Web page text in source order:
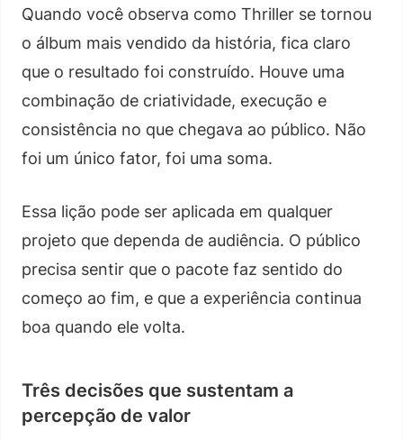
Quando você observa como Thriller se tornou
o álbum mais vendido da história, fica claro
que o resultado foi construído. Houve uma
combinação de criatividade, execução e
consistência no que chegava ao público. Não
foi um único fator, foi uma soma.
Essa lição pode ser aplicada em qualquer
projeto que dependa de audiência. O público
precisa sentir que o pacote faz sentido do
começo ao fim, e que a experiência continua
boa quando ele volta.
Três decisões que sustentam a
percepção de valor